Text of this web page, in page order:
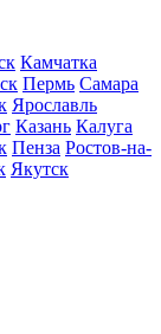
Камчатка
Пермь Самара
Ярославль
Казань Калуга
Пенза Ростов-на-
Якутск